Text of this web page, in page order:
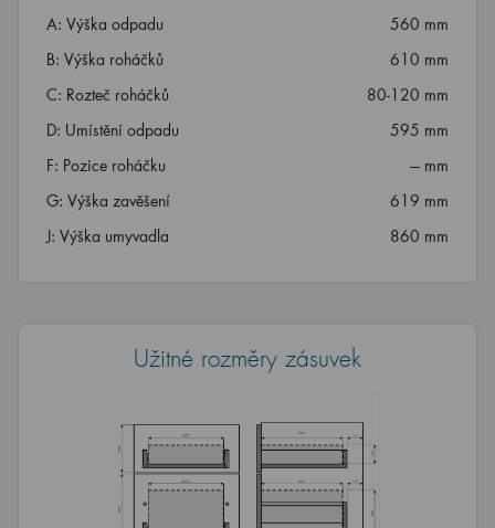
A: Výška odpadu
560 mm
B: Výška roháčků
610 mm
C: Rozteč roháčků
80-120 mm
D: Umístění odpadu
595 mm
F: Pozice roháčku
--- mm
G: Výška zavěšení
619 mm
J: Výška umyvadla
860 mm
Užitné rozměry zásuvek